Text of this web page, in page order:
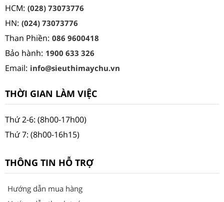
HCM: (028) 73073776
HN: (024) 73073776
Than Phiền: 086 9600418
Bảo hành: 1900 633 326
Email: info@sieuthimaychu.vn
THỜI GIAN LÀM VIỆC
Thứ 2-6: (8h00-17h00)
Thứ 7: (8h00-16h15)
THÔNG TIN HỖ TRỢ
Hướng dẫn mua hàng